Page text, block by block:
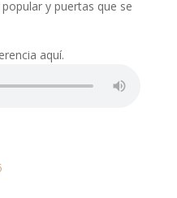
y puertas que se
aquí.